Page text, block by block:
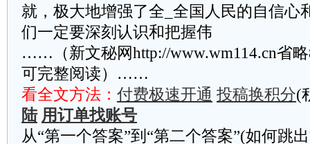
就，极大地增强了全_全国人民的自信心
们一定要深刻认识和把握伟
……（新文秘网http://www.wm114.cn省
可完整阅读）……
看全文方法： 付费极速开通 投稿换积分(
陆 用订单找账号
从“第一个答案”到“第二个答案”(如何跳